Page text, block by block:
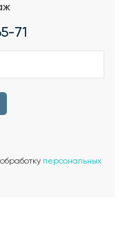
71
персональных